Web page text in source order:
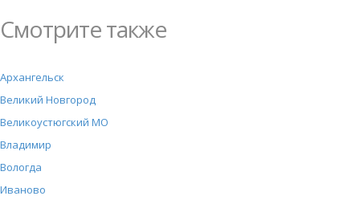
Смотрите также
Архангельск
Великий Новгород
Великоустюгский МО
Владимир
Вологда
Иваново